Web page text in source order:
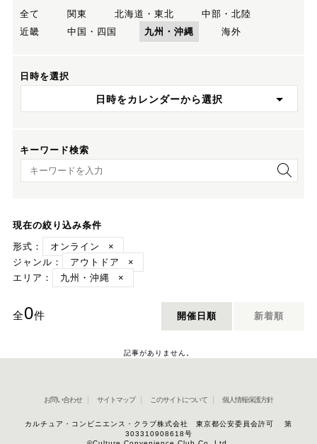
全て
関東 北海道・東北
中部・北陸
近畿
中国・四国 九州・沖縄 海外
日時を選択
日時をカレンダーから選択
キーワード検索
キーワード検索
現在の絞り込み条件
形式：
オンライン
×
ジャンル：
アウトドア
×
エリア：
九州・沖縄 ×
全0件 開催日順 新着順
記事がありません。
お問い合わせ サイトマップ このサイトについて 個人情報保護方針
カルチュア・コンビニエンス・クラブ株式会社 東京都公安委員会許可 第
303310908618号